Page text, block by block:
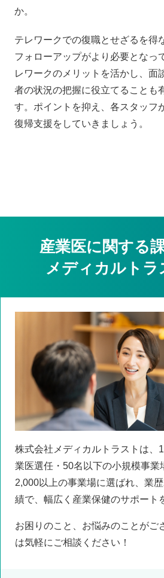
か。
テレワークでの復職とせざるを得
フォローアップがより必要となっ
レワークのメリットを活かし、面
者の状況の把握に役立てることも
す。ポイントを抑え、各スタッフ
復帰支援をしていきましょう。
産業医に関する
メディカルトラ
株式会社メディカルトラストは、
業医選任・50名以下の小規模事業
2,000以上の事業場に選ばれ、業
績で、幅広く産業保健のサポート
お困りのこと、お悩みのことがご
は気軽にご相談ください！